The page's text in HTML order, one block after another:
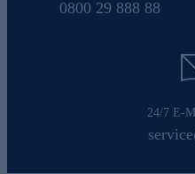
0800 29 888 88
24/7 E-